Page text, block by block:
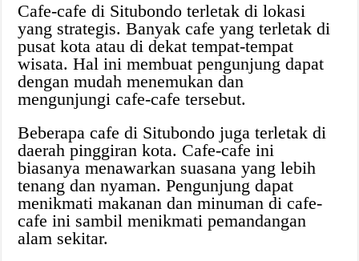
Cafe-cafe di Situbondo terletak di lokasi
yang strategis. Banyak cafe yang terletak di
pusat kota atau di dekat tempat-tempat
wisata. Hal ini membuat pengunjung dapat
dengan mudah menemukan dan
mengunjungi cafe-cafe tersebut.
Beberapa cafe di Situbondo juga terletak di
daerah pinggiran kota. Cafe-cafe ini
biasanya menawarkan suasana yang lebih
tenang dan nyaman. Pengunjung dapat
menikmati makanan dan minuman di cafe-
cafe ini sambil menikmati pemandangan
alam sekitar.